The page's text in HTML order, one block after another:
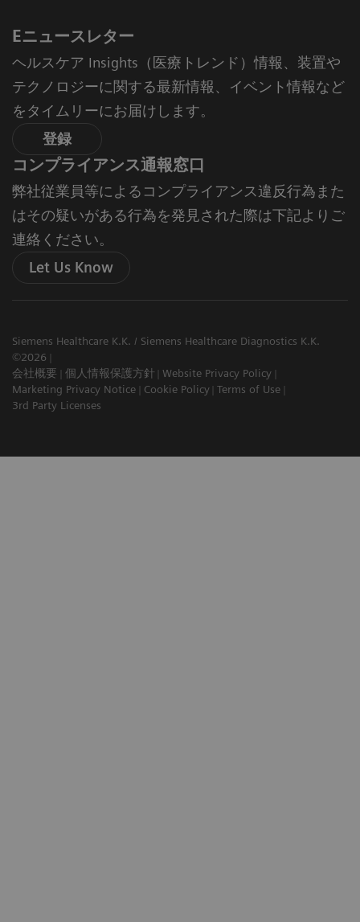
Eニュースレター
ヘルスケア Insights（医療トレンド）情報、装置や
テクノロジーに関する最新情報、イベント情報など
をタイムリーにお届けします。
登録
コンプライアンス通報窓口
弊社従業員等によるコンプライアンス違反行為また
はその疑いがある行為を発見された際は下記よりご
連絡ください。
Let Us Know
Siemens Healthcare K.K. / Siemens Healthcare Diagnostics K.K.
©2026
会社概要
個人情報保護方針
Website Privacy Policy
Marketing Privacy Notice
Cookie Policy Terms of Use
3rd Party Licenses